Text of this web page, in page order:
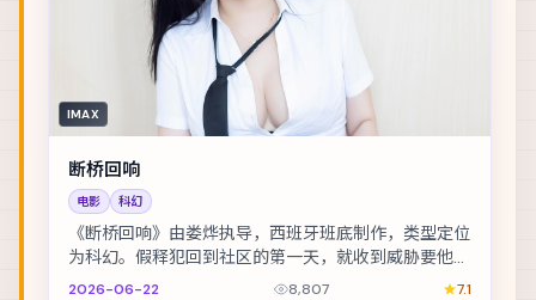
IMAX
断桥回响
电影 科幻
《断桥回响》由娄烨执导，西班牙班底制作，类型定位
为科幻。假释犯回到社区的第一天，就收到威胁要他还
一笔不存在的债。主演包括金城武、古天乐、基里安·...
2026-06-22 8,807 7.1